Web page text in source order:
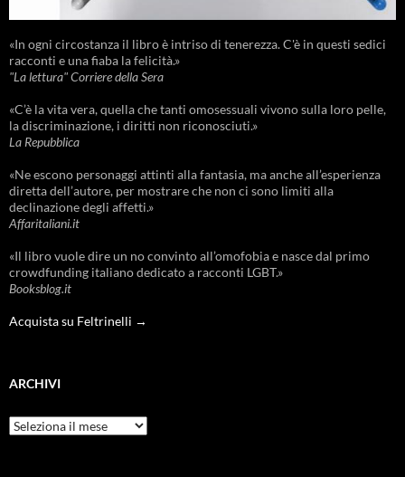
«In ogni circostanza il libro è intriso di tenerezza. C'è in questi sedici
racconti e una fiaba la felicità.»
"La lettura" Corriere della Sera
«C’è la vita vera, quella che tanti omosessuali vivono sulla loro pelle,
la discriminazione, i diritti non riconosciuti.»
La Repubblica
«Ne escono personaggi attinti alla fantasia, ma anche all’esperienza
diretta dell’autore, per mostrare che non ci sono limiti alla
declinazione degli affetti.»
Affaritaliani.it
«Il libro vuole dire un no convinto all’omofobia e nasce dal primo
crowdfunding italiano dedicato a racconti LGBT.»
Booksblog.it
Acquista su Feltrinelli →
ARCHIVI
Archivi